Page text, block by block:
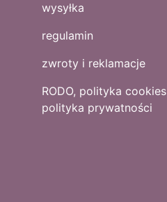
wysyłka
regulamin
zwroty i reklamacje
RODO, polityka cookies
polityka prywatności